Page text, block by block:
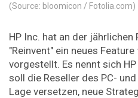
(Source: bloomicon / Fotolia.com)
HP Inc. hat an der
"Reinvent" ein neues
vorgestellt. Es nennt sich
soll die Reseller des PC-
Lage versetzen, neue